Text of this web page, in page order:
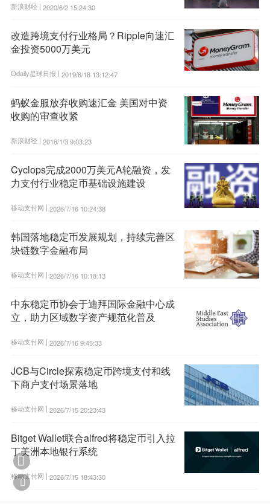
新浪财经 | 2020/6/2 15:24:30
改造跨境支付行业格局？Ripple向速汇
金投资5000万美元
Odaily星球日报 | 2019/6/18 13:12:47
蚂蚁金服放弃收购速汇金 美国对中资
收购的审查收紧
新浪财经 | 2018/1/3 9:03:23
Cyclops完成2000万美元A轮融资，发
力支付行业稳定币基础设施建设
移动支付网 | 2026/7/16 10:24:38
韩国落地稳定币发展规划，持续完善区
块链数字金融布局
移动支付网 | 2026/7/16 10:18:13
中东稳定币协会于迪拜国际金融中心成
立，助力区域数字资产规范化普及
移动支付网 | 2026/7/16 9:45:33
JCB与Circle探索稳定币跨境支付和线
下商户支付场景落地
移动支付网 | 2026/7/15 20:23:43
Bitget Wallet联合alfred将稳定币引入拉
丁美洲本地银行系统
移动支付网 | 2026/7/15 18:43:30

